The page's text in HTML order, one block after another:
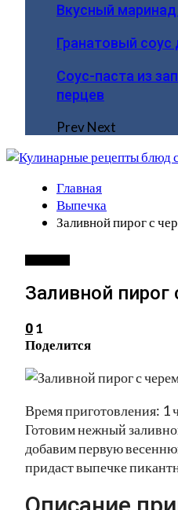
Вкусный
Гранатовый
Соус-паста из
перцев
PrevNext
Главная
Выпечка
Заливной пирог с
Заливной
0 1
Поделится
Время приготовления: 1
Готовим нежный
добавим первую
придаст выпечке